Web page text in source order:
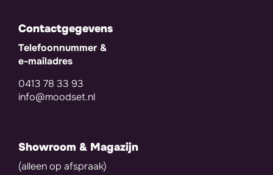
Contactgegevens
Telefoonnummer &
e-mailadres
0413 78 33 93
info@moodset.nl
Showroom & Magazijn
(alleen op afspraak)